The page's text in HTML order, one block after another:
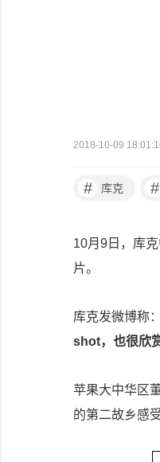
2018-10-09
# 库克 #
10月9日，库
片。
库克发微博称
shot，也很欣
苹果大中华区
的第二故乡感